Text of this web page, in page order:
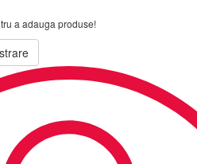
a adauga produse!